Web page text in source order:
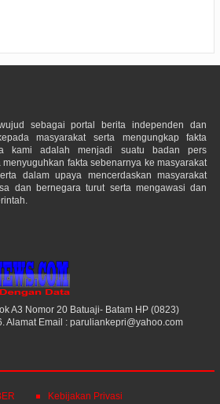
sebagai portal berita independen dan
masyarakat serta mengungkap fakta
kami adalah menjadi suatu badan pers
fakta sebenarnya ke masyarakat
dalam upaya mencerdaskan masyarakat
dan bernegara turut serta mengawasi dan
A3 Nomor 20 Batuaji- Batam HP (0823)
Alamat Email : paruliankepri@yahoo.com
Kebijakan Privasi